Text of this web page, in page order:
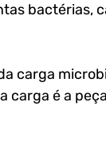
bactérias,
carga
carga é a